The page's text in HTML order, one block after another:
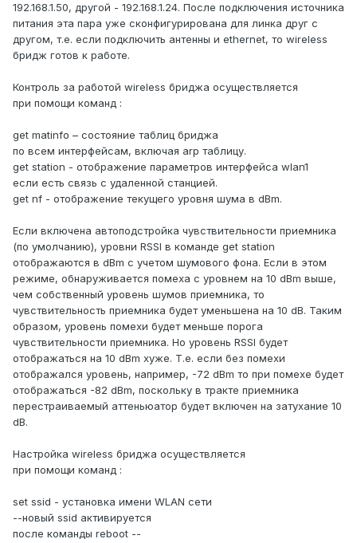
192.168.1.50, другой - 192.168.1.24. После подключения источника
питания эта пара уже сконфигурирована для линка друг с
другом, т.е. если подключить антенны и ethernet, то wireless
бридж готов к работе.
Контроль за работой wireless бриджа осуществляется
при помощи команд :
get matinfo – состояние таблиц бриджа
по всем интерфейсам, включая arp таблицу.
get station - отображение параметров интерфейса wlan1
если есть связь с удаленной станцией.
get nf - отображение текущего уровня шума в dBm.
Если включена автоподстройка чувствительности приемника
(по умолчанию), уровни RSSI в команде get station
отображаются в dBm с учетом шумового фона. Если в этом
режиме, обнаруживается помеха с уровнем на 10 dBm выше,
чем собственный уровень шумов приемника, то
чувствительность приемника будет уменьшена на 10 dB. Таким
образом, уровень помехи будет меньше порога
чувствительности приемника. Но уровень RSSI будет
отображаться на 10 dBm хуже. Т.е. если без помехи
отображался уровень, например, -72 dBm то при помехе будет
отображаться -82 dBm, поскольку в тракте приемника
перестраиваемый аттеньюатор будет включен на затухание 10
dB.
Настройка wireless бриджа осуществляется
при помощи команд :
set ssid - установка имени WLAN сети
--новый ssid активируется
после команды reboot --